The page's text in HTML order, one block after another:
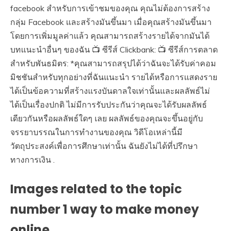
facebook สำหรับการเข้าชมของคุณ คุณไม่ต้องการสร้าง
กลุ่ม Facebook และสร้างมันขึ้นมา เมื่อคุณสร้างมันขึ้นมา
โดยการเพิ่มมูลค่าแล้ว คุณสามารถสร้างรายได้จากมันได้
บทแนะนำอื่นๆ ของฉัน 📺 ซีรีส์ Clickbank: 📺 ซีรีส์การตลาด
สำหรับพันธมิตร: *คุณสามารถสรุปได้ว่าฉันจะได้รับค่าคอม
มิชชันสำหรับทุกอย่างที่ฉันแนะนำ รายได้หรือการแสดงราย
ได้เป็นข้อความที่สร้างแรงบันดาลใจเท่านั้นและผลลัพธ์ไม่
ได้เป็นเรื่องปกติ ไม่มีการรับประกันว่าคุณจะได้รับผลลัพธ์
เดียวกันหรือผลลัพธ์ใดๆ เลย ผลลัพธ์ของคุณจะขึ้นอยู่กับ
จรรยาบรรณในการทำงานของคุณ วิดีโอเหล่านี้มี
วัตถุประสงค์เพื่อการศึกษาเท่านั้น ฉันยังไม่ได้ที่ปรึกษา
ทางการเงิน .
Images related to the topic
number 1 way to make money